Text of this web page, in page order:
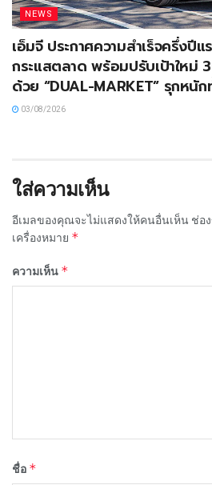
NEWS
เอ็มจี ประกาศความสำเร็จครึ่งปี
กระแสตลาด พร้อมปรับเป้าใหม่
ด้วย “DUAL-MARKET” รุกหนั
03/08/2026
ใส่ความเห็น
อีเมลของคุณจะไม่แสดงให้คนอื่นเห็น ช่อ
เครื่องหมาย *
ความเห็น *
ชื่อ *